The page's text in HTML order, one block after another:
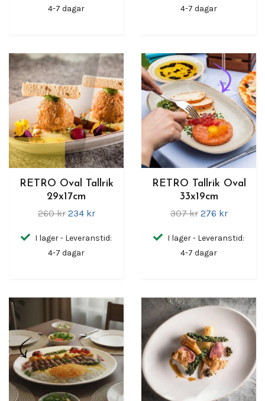
4-7 dagar
4-7 dagar
RETRO Oval Tallrik
29x17cm
260 kr 234 kr
I lager - Leveranstid:
4-7 dagar
RETRO Tallrik Oval
33x19cm
307 kr 276 kr
I lager - Leveranstid:
4-7 dagar